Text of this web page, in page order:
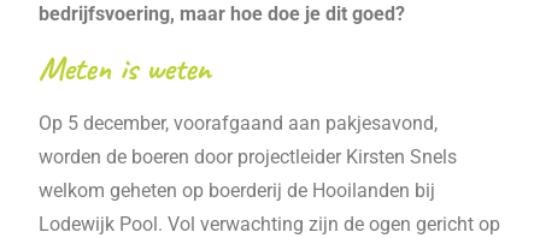
bedrijfsvoering, maar hoe doe je dit goed?
Meten is weten
Op 5 december, voorafgaand aan pakjesavond,
worden de boeren door projectleider Kirsten Snels
welkom geheten op boerderij de Hooilanden bij
Lodewijk Pool. Vol verwachting zijn de ogen gericht op